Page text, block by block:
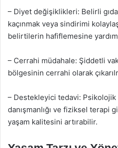
– Diyet değişiklikleri: Belirli
kaçınmak veya sindirimi
belirtilerin hafiflemesine
– Cerrahi müdahale: Şiddetli
bölgesinin cerrahi olarak
– Destekleyici tedavi:
danışmanlığı ve fiziksel terapi
yaşam kalitesini artırabilir.